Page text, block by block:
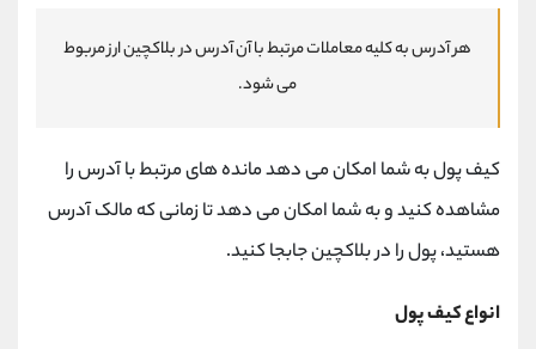
هر آدرس به کلیه معاملات مرتبط با آن آدرس در بلاکچین ارز مربوط
می شود.
کیف پول به شما امکان می دهد مانده های مرتبط با آدرس را
مشاهده کنید و به شما امکان می دهد تا زمانی که مالک آدرس
هستید، پول را در بلاکچین جابجا کنید.
انواع کیف پول